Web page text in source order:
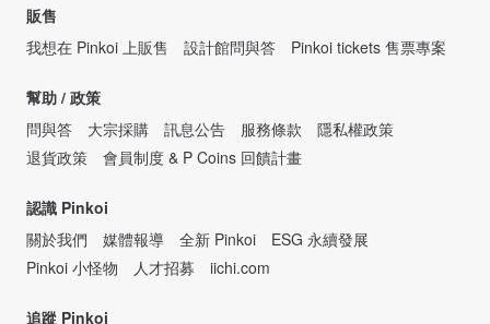
販售
我想在 Pinkoi 上販售
設計館問與答 Pinkoi tickets 售票專案
幫助 / 政策
問與答
大宗採購 訊息公告 服務條款
隱私權政策
退貨政策
會員制度 & P Coins 回饋計畫
認識 Pinkoi
關於我們
媒體報導 全新 Pinkoi
ESG 永續發展
Pinkoi 小怪物
人才招募 iichi.com
追蹤 Pinkoi